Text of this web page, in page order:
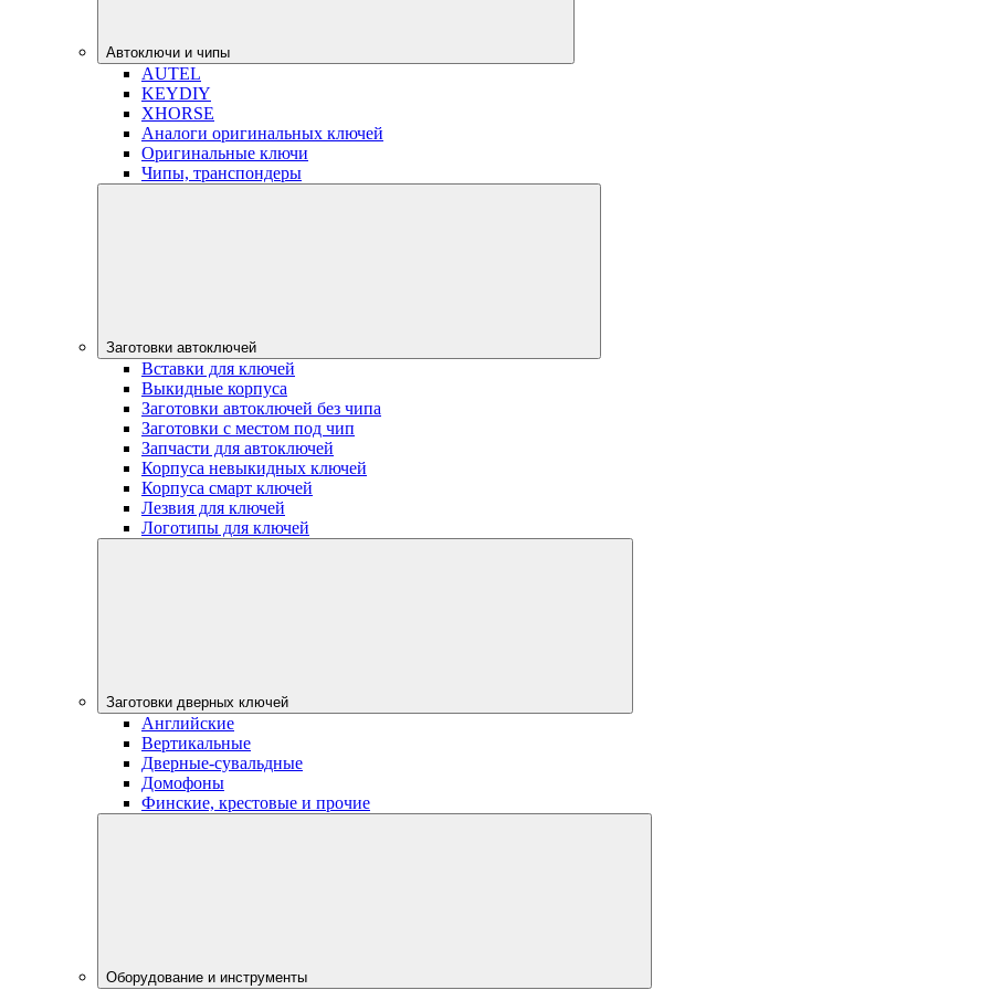
Автоключи и чипы
AUTEL
KEYDIY
XHORSE
Аналоги оригинальных ключей
Оригинальные ключи
Чипы, транспондеры
Заготовки автоключей
Вставки для ключей
Выкидные корпуса
Заготовки автоключей без чипа
Заготовки с местом под чип
Запчасти для автоключей
Корпуса невыкидных ключей
Корпуса смарт ключей
Лезвия для ключей
Логотипы для ключей
Заготовки дверных ключей
Английские
Вертикальные
Дверные-сувальдные
Домофоны
Финские, крестовые и прочие
Оборудование и инструменты